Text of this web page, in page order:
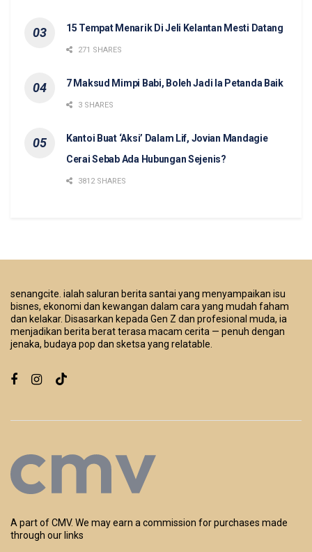
15 Tempat Menarik Di Jeli Kelantan Mesti Datang
271 SHARES
7 Maksud Mimpi Babi, Boleh Jadi Ia Petanda Baik
3 SHARES
Kantoi Buat ‘Aksi’ Dalam Lif, Jovian Mandagie
Cerai Sebab Ada Hubungan Sejenis?
3812 SHARES
senangcite. ialah saluran berita santai yang menyampaikan isu
bisnes, ekonomi dan kewangan dalam cara yang mudah faham
dan kelakar. Disasarkan kepada Gen Z dan profesional muda, ia
menjadikan berita berat terasa macam cerita — penuh dengan
jenaka, budaya pop dan sketsa yang relatable.
A part of CMV. We may earn a commission for purchases made
through our links